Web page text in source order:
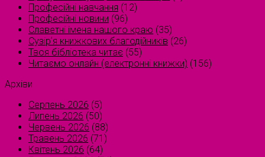
Професійні навчання (12)
Професійні новини (96)
Славетні імена нашого краю (35)
Сузірʼя книжкових благодійників (26)
Твоя бібліотека читає (55)
Читаємо онлайн (електронні книжки) (156)
Архіви
Серпень 2026 (5)
Липень 2026 (50)
Червень 2026 (88)
Травень 2026 (71)
Квітень 2026 (64)